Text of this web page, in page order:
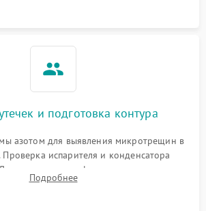
1800 ₽
и подготовка контура
азотом для выявления микротрещин в
испарителя и конденсатора
Демонтаж старого фильтра-осушителя и
трубки для устранения засоров.
Подробнее